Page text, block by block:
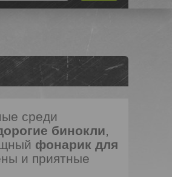
среди
бинокли,
фонарик для
и приятные